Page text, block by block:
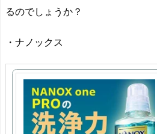
るのでしょうか？
・ナノックス